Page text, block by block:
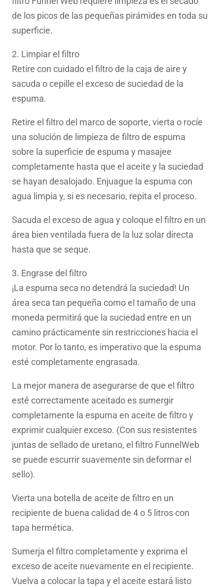
de los picos de las pequeñas pirámides en toda su
superficie.
2. Limpiar el filtro
Retire con cuidado el filtro de la caja de aire y
sacuda o cepille el exceso de suciedad de la
espuma.
Retire el filtro del marco de soporte, vierta o rocíe
una solución de limpieza de filtro de espuma
sobre la superficie de espuma y masajee
completamente hasta que el aceite y la suciedad
se hayan desalojado. Enjuague la espuma con
agua limpia y, si es necesario, repita el proceso.
Sacuda el exceso de agua y coloque el filtro en un
área bien ventilada fuera de la luz solar directa
hasta que se seque.
3. Engrase del filtro
¡La espuma seca no detendrá la suciedad! Un
área seca tan pequeña como el tamaño de una
moneda permitirá que la suciedad entre en un
camino prácticamente sin restricciones hacia el
motor. Por lo tanto, es imperativo que la espuma
esté completamente engrasada.
La mejor manera de asegurarse de que el filtro
esté correctamente aceitado es sumergir
completamente la espuma en aceite de filtro y
exprimir cualquier exceso. (Con sus resistentes
juntas de sellado de uretano, el filtro FunnelWeb
se puede escurrir suavemente sin deformar el
sello).
Vierta una botella de aceite de filtro en un
recipiente de buena calidad de 4 o 5 litros con
tapa hermética.
Sumerja el filtro completamente y exprima el
exceso de aceite nuevamente en el recipiente.
Vuelva a colocar la tapa y el aceite estará listo